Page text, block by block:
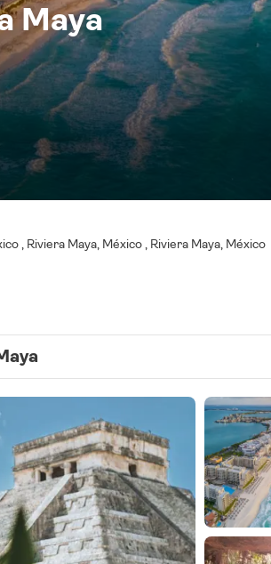
Maya
, Riviera Maya, México , Riviera Maya, México